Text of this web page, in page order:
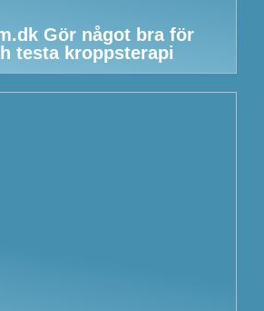
Gör något bra för
testa kroppsterapi